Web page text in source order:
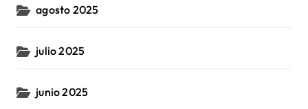
agosto 2025
julio 2025
junio 2025